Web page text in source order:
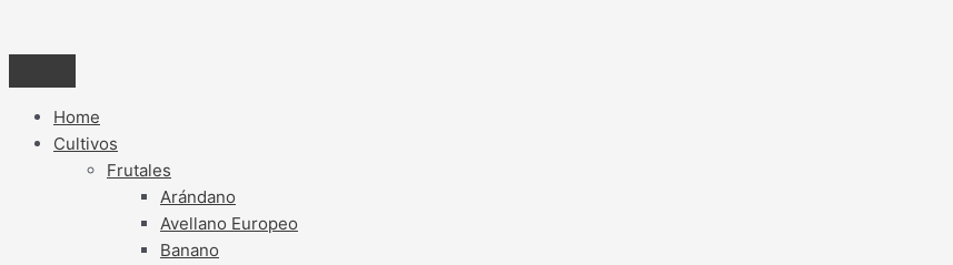
Home
Cultivos
Frutales
Arándano
Avellano Europeo
Banano